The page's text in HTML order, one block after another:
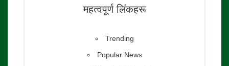
महत्वपूर्ण लिंकहरू
Trending
Popular News